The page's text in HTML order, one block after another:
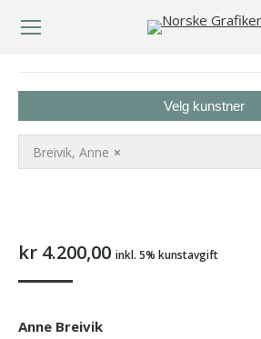
Velg kunstner
×
Breivik, Anne
kr 4.200,00 inkl. 5% kunstavgift
Anne Breivik